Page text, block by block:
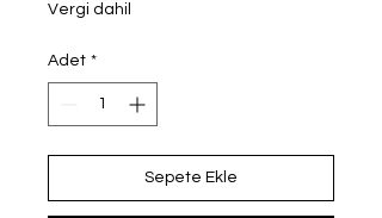
Vergi dahil
Adet *
Sepete Ekle